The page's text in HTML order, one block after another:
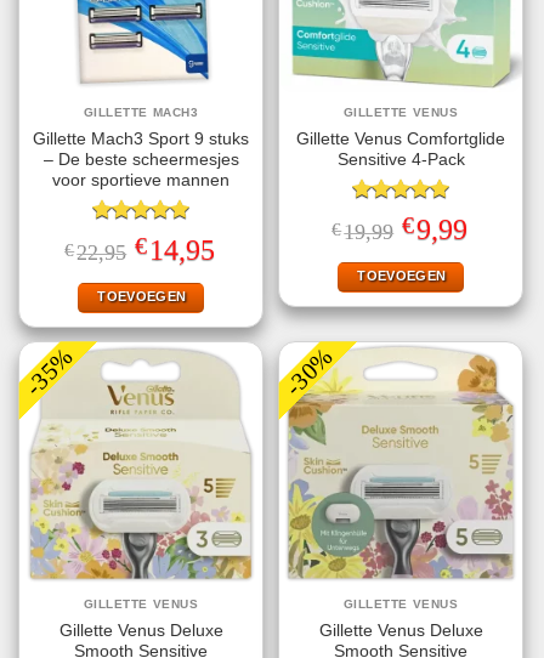
GILLETTE MACH3
Gillette Mach3 Sport 9 stuks
– De beste scheermesjes
voor sportieve mannen
Gewaardeerd
5.00uit 5
€22,95 Oorspronkelijke
prijs
was:
€22,95.
€14,95prijs
TOEVOEGEN
GILLETTE VENUS
Gillette Venus Comfortglide
Sensitive 4-Pack
Gewaardeerd
5.00uit 5
€19,99 Oorspronkelijke
prijs
was:
€19,99.
€9,99Huidige
prijs
TOEVOEGEN
-35%
GILLETTE VENUS
Gillette Venus Deluxe
Smooth Sensitive
-30%
GILLETTE VENUS
Gillette Venus Deluxe
Smooth Sensitive